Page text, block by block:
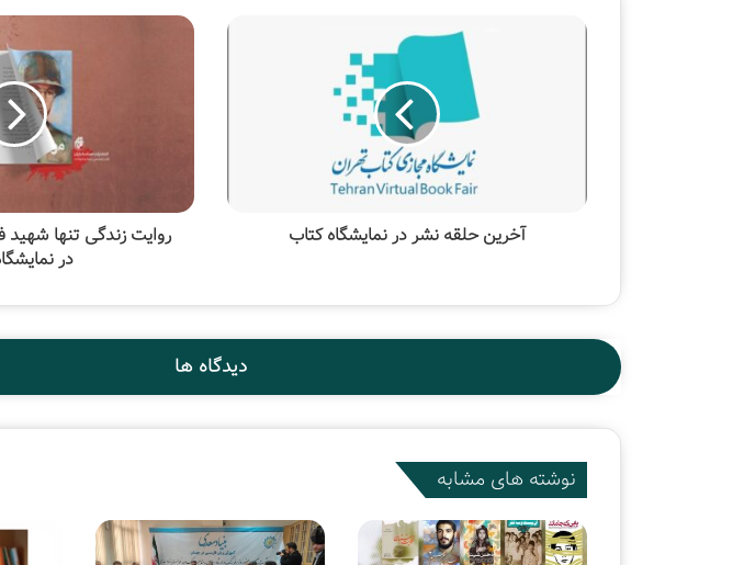
آخرین حلقه نشر در نمایشگاه کتاب
روایت زندگی تنها
در
دیدگاه ها
نوشته های مشابه